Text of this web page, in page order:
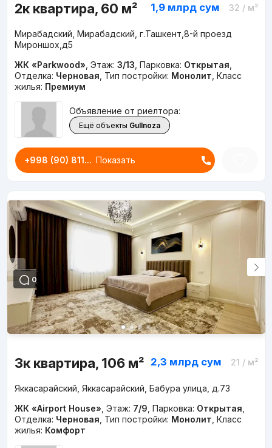
2к квартира, 60 м² 1,9 млрд сум 32 / м²
Мирабадский, Мирабадский, г.Ташкент,8-й проезд
Мироншох,д5
ЖК «Parkwood» Этаж: 3/13 Парковка: Открытая
Отделка: Черновая Тип постройки: Монолит Класс
жилья: Премиум
Объявление от риелтора:
Ещё объекты Gullnoza
+998 (90) 811... Показать
0
3к квартира, 106 м² 2,3 млрд сум 21 / м²
Яккасарайский, Яккасарайский, Бабура улица, д.73
ЖК «Airport House» Этаж: 7/9 Парковка: Открытая
Отделка: Черновая Тип постройки: Монолит Класс
жилья: Комфорт